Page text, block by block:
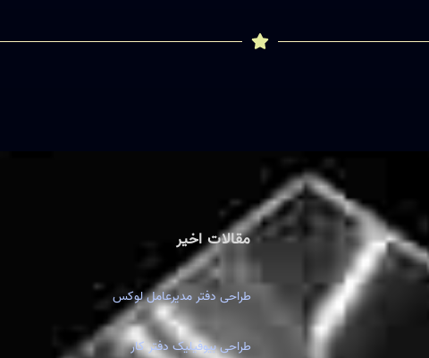
مقالات اخیر
طراحی دفتر مدیرعامل لوکس
طراحی بیوفیلیک دفتر کار